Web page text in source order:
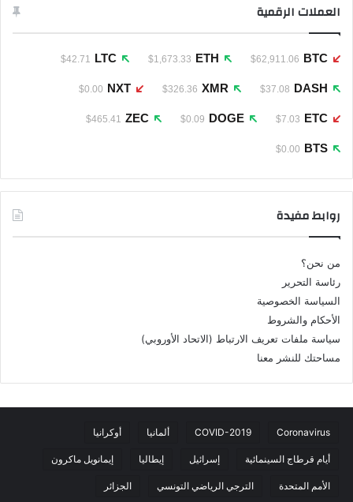
العملات الرقمية
BTC
$62,911.06
ETH
$1,673.33
LTC
$42.71
DASH
$37.08
XMR
$326.36
NXT
$0.00
ETC
$7.03
DOGE
$0.09
ZEC
$465.41
BTS
$0.00
روابط مفيدة
من نحن؟
رئاسة التحرير
السياسة الخصوصية
الأحكام والشروط
سياسة ملفات تعريف الارتباط (الاتحاد الأوروبي)
مساحتك للنشر معنا
Coronavirus
COVID-2019 ألمانيا أوكرانيا
أيام قرطاج السينمائية إسرائيل إيطاليا إيمانويل ماكرون
الأمم المتحدة الترجي الرياضي التونسي الجزائر